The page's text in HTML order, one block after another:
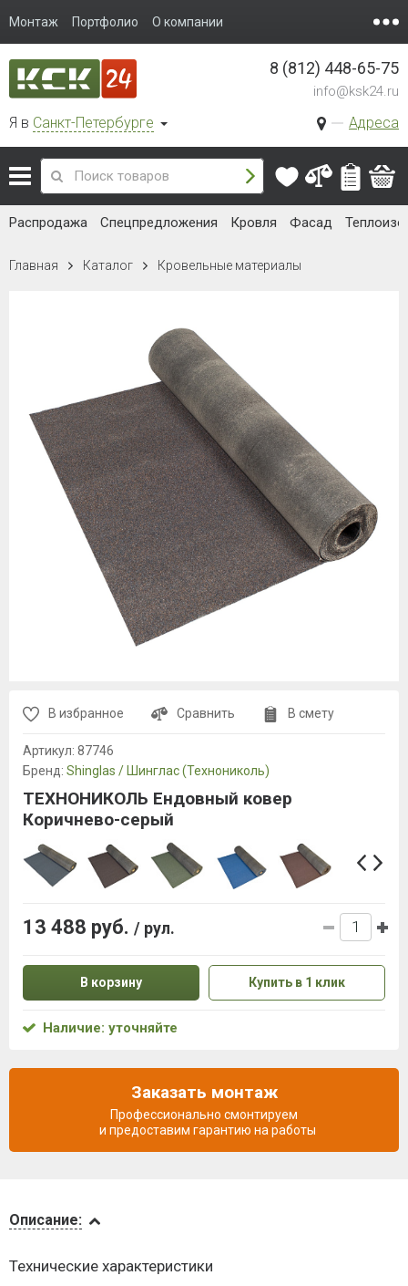
Монтаж Портфолио О компании
Я в Санкт-Петербурге Адреса
8 (812) 448-65-75
info@ksk24.ru
Распродажа Спецпредложения Кровля Фасад
Главная Каталог Кровельные материалы
и оплата
Описание:
Технические характеристики
В избранное Сравнить В смету
Артикул: 87746
Бренд: Shinglas / Шинглас (Технониколь)
ТЕХНОНИКОЛЬ Ендовный ковер
Коричнево-серый
13 488 руб. / рул.
В корзину Купить в 1 клик
Наличие: уточняйте
Заказать монтаж
Профессионально смонтируем
и предоставим гарантию на работы